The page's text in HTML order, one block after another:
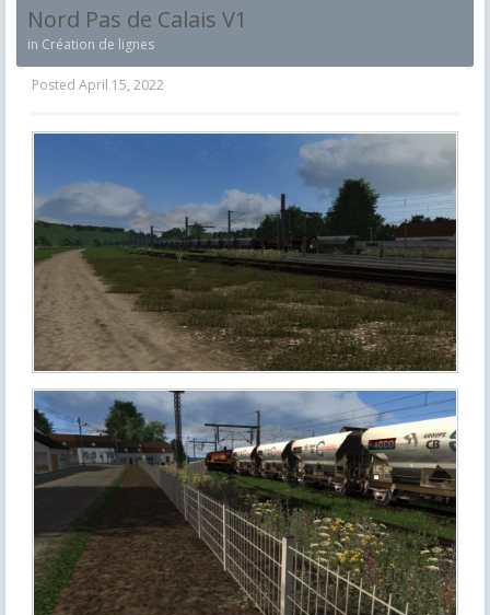
Nord Pas de Calais V1
in Création de lignes
Posted April 15, 2022